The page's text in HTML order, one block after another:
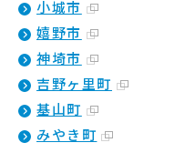
小城市
嬉野市
神埼市
吉野ヶ里町
基山町
みやき町